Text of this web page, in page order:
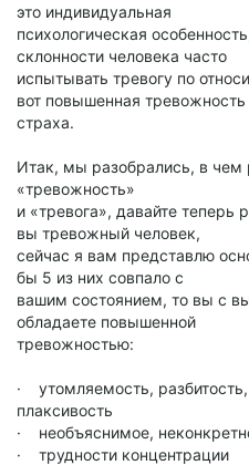
это индивидуальная
психологическая
склонности человека часто
испытывать тревогу по
вот повышенная
страха.
Итак, мы разобрались, в чем
«тревожность»
и «тревога», давайте теперь
вы тревожный человек,
сейчас я вам представлю
бы 5 из них совпало с
вашим состоянием, то вы с
обладаете повышенной
тревожностью:
· утомляемость,
плаксивость
· необъяснимое,
· трудности концентрации